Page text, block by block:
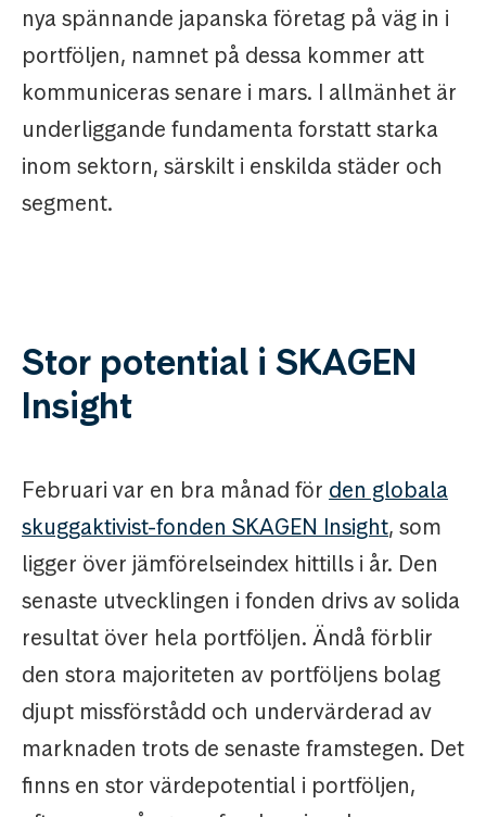
nya spännande japanska företag på väg in i
portföljen, namnet på dessa kommer att
kommuniceras senare i mars. I allmänhet är
underliggande fundamenta forstatt starka
inom sektorn, särskilt i enskilda städer och
segment.
Stor potential i SKAGEN
Insight
Februari var en bra månad för den globala
skuggaktivist-fonden SKAGEN Insight, som
ligger över jämförelseindex hittills i år. Den
senaste utvecklingen i fonden drivs av solida
resultat över hela portföljen. Ändå förblir
den stora majoriteten av portföljens bolag
djupt missförstådd och undervärderad av
marknaden trots de senaste framstegen. Det
finns en stor värdepotential i portföljen,